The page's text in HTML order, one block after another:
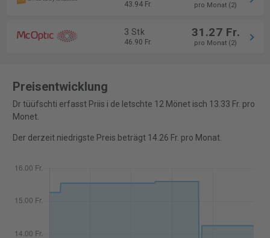
43.94 Fr. pro Monat (2)
3 Stk
46.90 Fr.
31.27 Fr.
pro Monat (2)
Preisentwicklung
Dr tüüfschti erfasst Priis i de letschte 12 Mönet isch 13.33 Fr. pro
Monet.
Der derzeit niedrigste Preis beträgt 14.26 Fr. pro Monat.